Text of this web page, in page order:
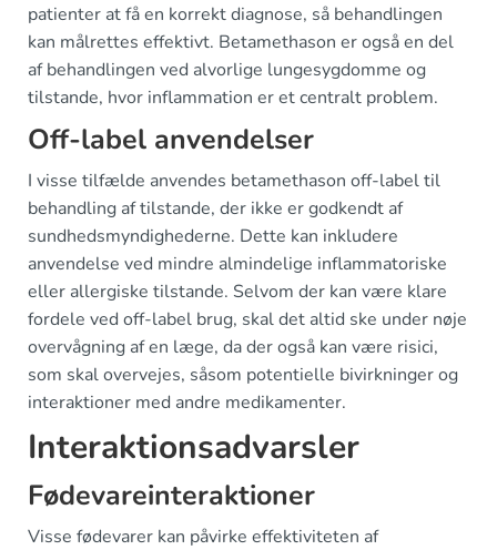
patienter at få en korrekt diagnose, så behandlingen
kan målrettes effektivt. Betamethason er også en del
af behandlingen ved alvorlige lungesygdomme og
tilstande, hvor inflammation er et centralt problem.
Off-label anvendelser
I visse tilfælde anvendes betamethason off-label til
behandling af tilstande, der ikke er godkendt af
sundhedsmyndighederne. Dette kan inkludere
anvendelse ved mindre almindelige inflammatoriske
eller allergiske tilstande. Selvom der kan være klare
fordele ved off-label brug, skal det altid ske under nøje
overvågning af en læge, da der også kan være risici,
som skal overvejes, såsom potentielle bivirkninger og
interaktioner med andre medikamenter.
Interaktionsadvarsler
Fødevareinteraktioner
Visse fødevarer kan påvirke effektiviteten af